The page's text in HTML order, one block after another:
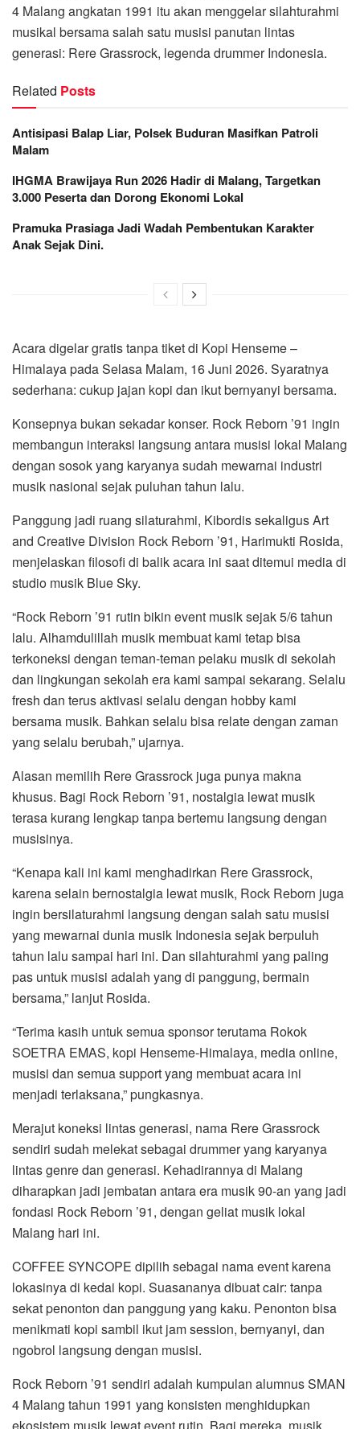
4 Malang angkatan 1991 itu akan menggelar silahturahmi
musikal bersama salah satu musisi panutan lintas
generasi: Rere Grassrock, legenda drummer Indonesia.
Related Posts
Antisipasi Balap Liar, Polsek Buduran Masifkan Patroli
Malam
IHGMA Brawijaya Run 2026 Hadir di Malang, Targetkan
3.000 Peserta dan Dorong Ekonomi Lokal
Pramuka Prasiaga Jadi Wadah Pembentukan Karakter
Anak Sejak Dini.
Acara digelar gratis tanpa tiket di Kopi Henseme –
Himalaya pada Selasa Malam, 16 Juni 2026. Syaratnya
sederhana: cukup jajan kopi dan ikut bernyanyi bersama.
Konsepnya bukan sekadar konser. Rock Reborn ’91 ingin
membangun interaksi langsung antara musisi lokal Malang
dengan sosok yang karyanya sudah mewarnai industri
musik nasional sejak puluhan tahun lalu.
Panggung jadi ruang silaturahmi, Kibordis sekaligus Art
and Creative Division Rock Reborn ’91, Harimukti Rosida,
menjelaskan filosofi di balik acara ini saat ditemui media di
studio musik Blue Sky.
“Rock Reborn ’91 rutin bikin event musik sejak 5/6 tahun
lalu. Alhamdulillah musik membuat kami tetap bisa
terkoneksi dengan teman-teman pelaku musik di sekolah
dan lingkungan sekolah era kami sampai sekarang. Selalu
fresh dan terus aktivasi selalu dengan hobby kami
bersama musik. Bahkan selalu bisa relate dengan zaman
yang selalu berubah,” ujarnya.
Alasan memilih Rere Grassrock juga punya makna
khusus. Bagi Rock Reborn ’91, nostalgia lewat musik
terasa kurang lengkap tanpa bertemu langsung dengan
musisinya.
“Kenapa kali ini kami menghadirkan Rere Grassrock,
karena selain bernostalgia lewat musik, Rock Reborn juga
ingin bersilaturahmi langsung dengan salah satu musisi
yang mewarnai dunia musik Indonesia sejak berpuluh
tahun lalu sampai hari ini. Dan silahturahmi yang paling
pas untuk musisi adalah yang di panggung, bermain
bersama,” lanjut Rosida.
“Terima kasih untuk semua sponsor terutama Rokok
SOETRA EMAS, kopi Henseme-Himalaya, media online,
musisi dan semua support yang membuat acara ini
menjadi terlaksana,” pungkasnya.
Merajut koneksi lintas generasi, nama Rere Grassrock
sendiri sudah melekat sebagai drummer yang karyanya
lintas genre dan generasi. Kehadirannya di Malang
diharapkan jadi jembatan antara era musik 90-an yang jadi
fondasi Rock Reborn ’91, dengan geliat musik lokal
Malang hari ini.
COFFEE SYNCOPE dipilih sebagai nama event karena
lokasinya di kedai kopi. Suasananya dibuat cair: tanpa
sekat penonton dan panggung yang kaku. Penonton bisa
menikmati kopi sambil ikut jam session, bernyanyi, dan
ngobrol langsung dengan musisi.
Rock Reborn ’91 sendiri adalah kumpulan alumnus SMAN
4 Malang tahun 1991 yang konsisten menghidupkan
ekosistem musik lewat event rutin. Bagi mereka, musik